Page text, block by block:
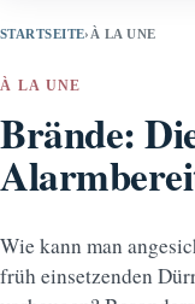
STARTSEITE› À LA UNE
À LA UNE
Brände:
Wie kann man
früh einsetzenden